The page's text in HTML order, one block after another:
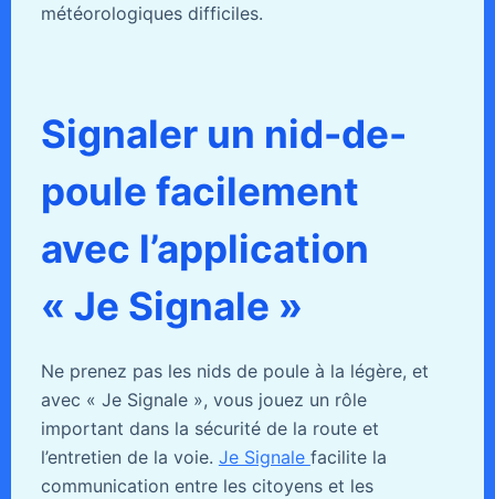
météorologiques difficiles.
Signaler un nid-de-
poule facilement
avec l’application
« Je Signale »
Ne prenez pas les nids de poule à la légère, et
avec « Je Signale », vous jouez un rôle
important dans la sécurité de la route et
l’entretien de la voie. Je Signale facilite la
communication entre les citoyens et les